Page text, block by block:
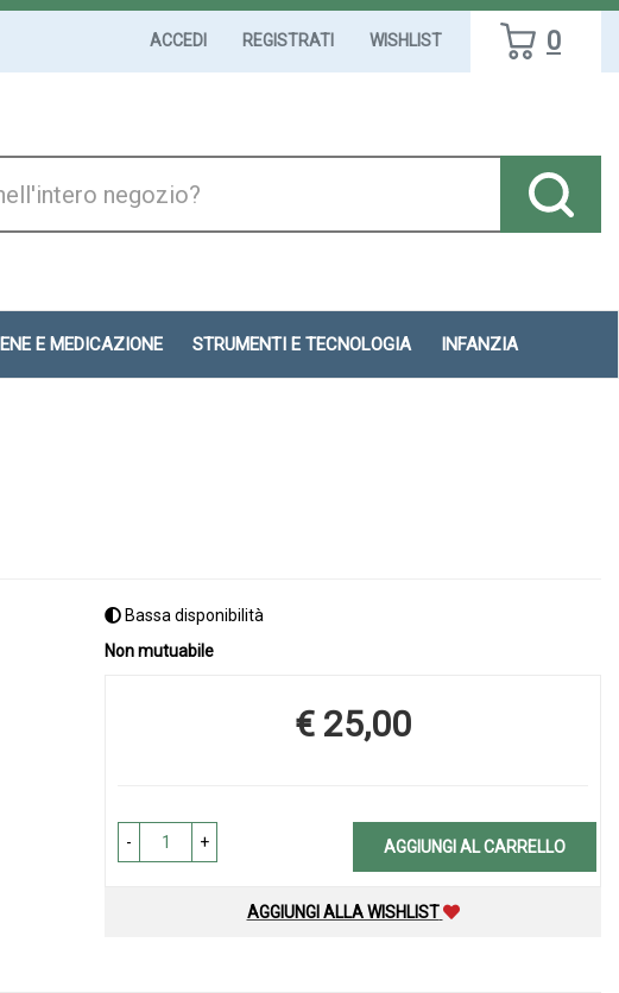
ACCEDI REGISTRATI WISHLIST 0
E MEDICAZIONE STRUMENTI E TECNOLOGIA INFANZIA
Bassa disponibilità
Non mutuabile
Prezzo
€ 25,00
- + AGGIUNGI AL CARRELLO
AGGIUNGI ALLA WISHLIST